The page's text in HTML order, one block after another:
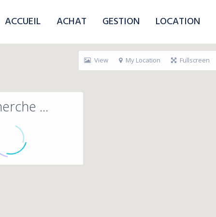
ACCUEIL ACHAT GESTION LOCATION
...
View My Location Fullscreen